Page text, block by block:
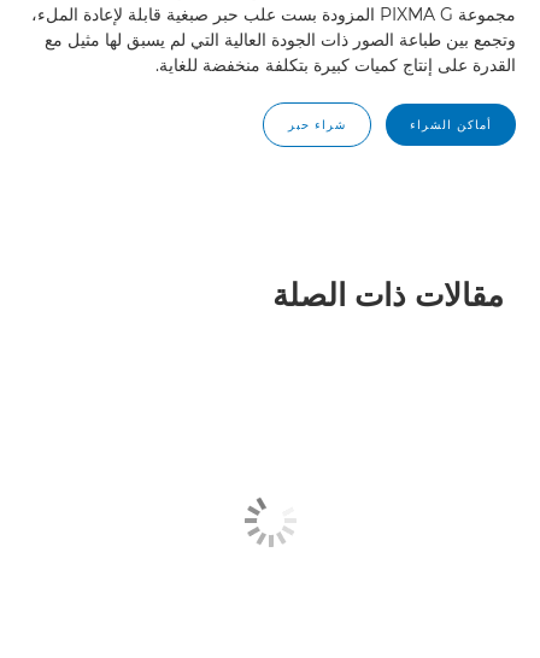
مجموعة PIXMA G المزودة بست علب حبر صبغية قابلة لإعادة الملء،
وتجمع بين طباعة الصور ذات الجودة العالية التي لم يسبق لها مثيل مع
القدرة على إنتاج كميات كبيرة بتكلفة منخفضة للغاية.
أماكن الشراء شراء حبر
مقالات ذات الصلة